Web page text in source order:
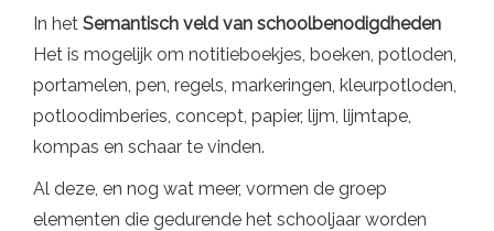
In het Semantisch veld van schoolbenodigdheden
Het is mogelijk om notitieboekjes, boeken, potloden,
portamelen, pen, regels, markeringen, kleurpotloden,
potloodimberies, concept, papier, lijm, lijmtape,
kompas en schaar te vinden.
Al deze, en nog wat meer, vormen de groep
elementen die gedurende het schooljaar worden